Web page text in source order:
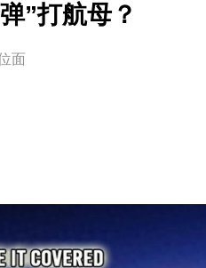
”打航母？
面